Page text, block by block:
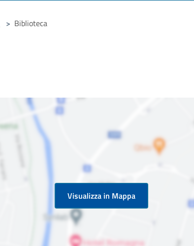
> Biblioteca
Visualizza in Mappa